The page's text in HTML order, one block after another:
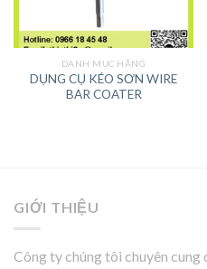
DANH MỤC HÃNG
DỤNG CỤ KÉO SƠN WIRE
BAR COATER
GIỚI THIỆU
Công ty chúng tôi chuyên